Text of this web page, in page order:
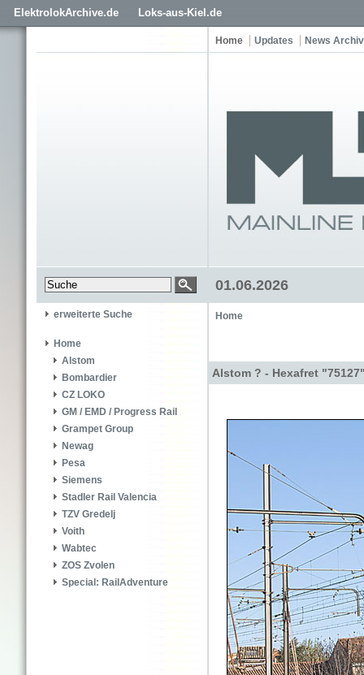
ElektrolokArchive.de Loks-aus-Kiel.de
Home Updates News Archiv
01.06.2026
erweiterte Suche
Home
Alstom
Bombardier
CZ LOKO
GM / EMD / Progress Rail
Grampet Group
Newag
Pesa
Siemens
Stadler Rail Valencia
TZV Gredelj
Voith
Wabtec
ZOS Zvolen
Special: RailAdventure
Home
Alstom ? - Hexafret